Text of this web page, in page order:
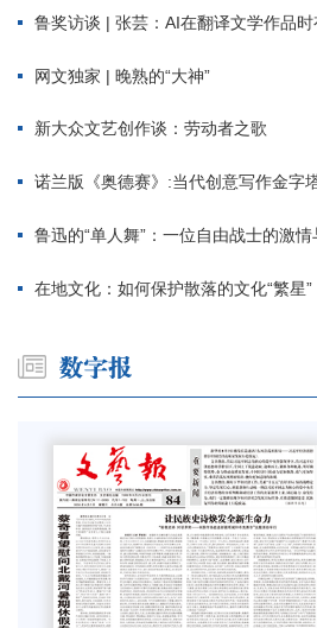
鲁奖访谈 | 张芸：AI在翻译文学作品
网文独家 | 晚熟的“大神”
新大众文艺创作谈：劳动者之歌
诺兰版《奥德赛》:当代创意写作金字
鲁迅的“单人舞”：一位自由战士的激
在地文化：如何保护散落的文化“繁星”